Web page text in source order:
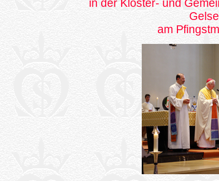
in der Kloster- und
am